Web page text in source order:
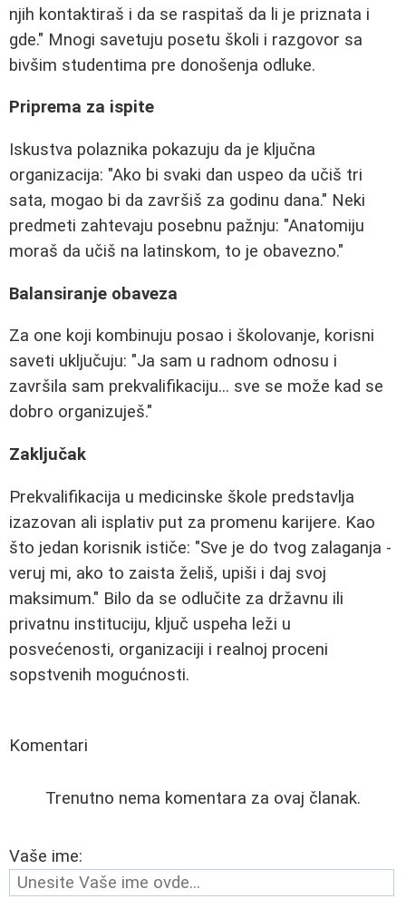
njih kontaktiraš i da se raspitaš da li je priznata i
gde." Mnogi savetuju posetu školi i razgovor sa
bivšim studentima pre donošenja odluke.
Priprema za ispite
Iskustva polaznika pokazuju da je ključna
organizacija: "Ako bi svaki dan uspeo da učiš tri
sata, mogao bi da završiš za godinu dana." Neki
predmeti zahtevaju posebnu pažnju: "Anatomiju
moraš da učiš na latinskom, to je obavezno."
Balansiranje obaveza
Za one koji kombinuju posao i školovanje, korisni
saveti uključuju: "Ja sam u radnom odnosu i
završila sam prekvalifikaciju... sve se može kad se
dobro organizuješ."
Zaključak
Prekvalifikacija u medicinske škole predstavlja
izazovan ali isplativ put za promenu karijere. Kao
što jedan korisnik ističe: "Sve je do tvog zalaganja -
veruj mi, ako to zaista želiš, upiši i daj svoj
maksimum." Bilo da se odlučite za državnu ili
privatnu instituciju, ključ uspeha leži u
posvećenosti, organizaciji i realnoj proceni
sopstvenih mogućnosti.
Komentari
Trenutno nema komentara za ovaj članak.
Vaše ime: